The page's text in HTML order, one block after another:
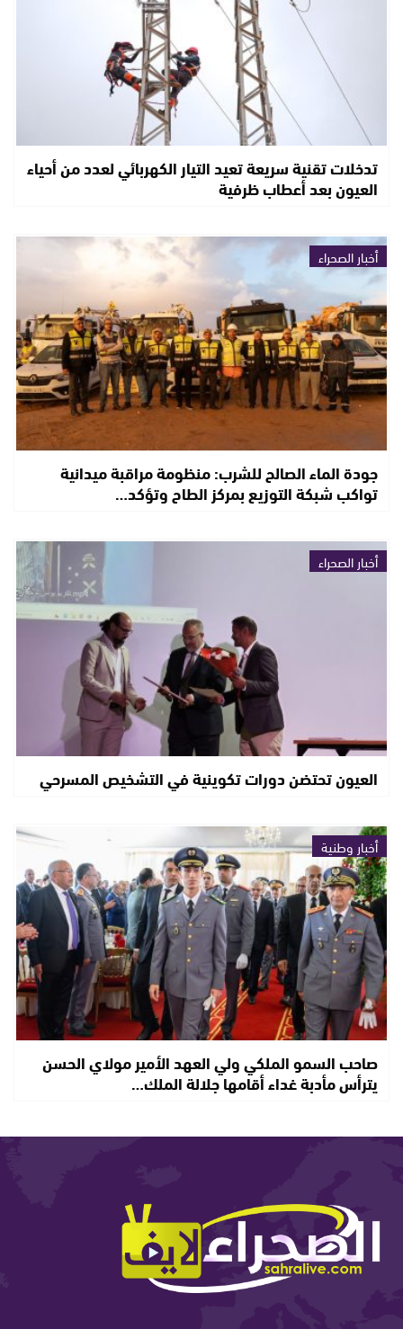
تدخلات تقنية سريعة تعيد التيار الكهربائي لعدد من أحياء
العيون بعد أعطاب ظرفية
أخبار الصحراء
جودة الماء الصالح للشرب: منظومة مراقبة ميدانية
تواكب شبكة التوزيع بمركز الطاح وتؤكد…
أخبار الصحراء
العيون تحتضن دورات تكوينية في التشخيص المسرحي
أخبار وطنية
صاحب السمو الملكي ولي العهد الأمير مولاي الحسن
يترأس مأدبة غداء أقامها جلالة الملك…